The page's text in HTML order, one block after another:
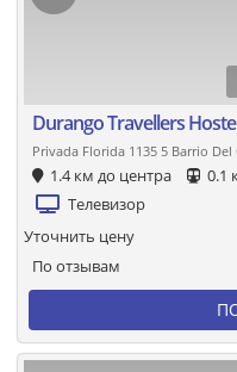
Durango Travellers
Privada Florida 1135 5 Barrio Del
1.4 км до центра 0.1
Телевизор
По отзывам
Уточнить цену